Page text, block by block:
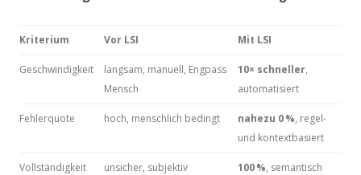
Kriterium Vor LSI Mit LSI
Geschwindigkeit
langsam, manuell, Engpass
Mensch
10× schneller,
automatisiert
Fehlerquote hoch, menschlich bedingt nahezu 0%, regel-
und kontextbasiert
Vollständigkeit unsicher, subjektiv 100%, semantisch